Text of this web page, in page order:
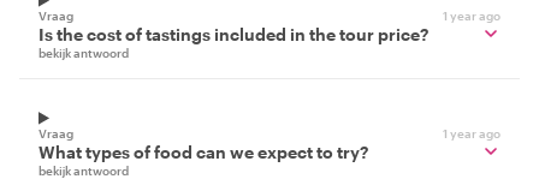
Vraag 1 year ago
Is the cost of tastings included in the tour price?
bekijk antwoord
Vraag 1 year ago
What types of food can we expect to try?
bekijk antwoord